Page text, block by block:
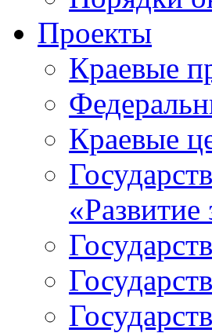
Проекты
Краевые
Краевые
«Развитие